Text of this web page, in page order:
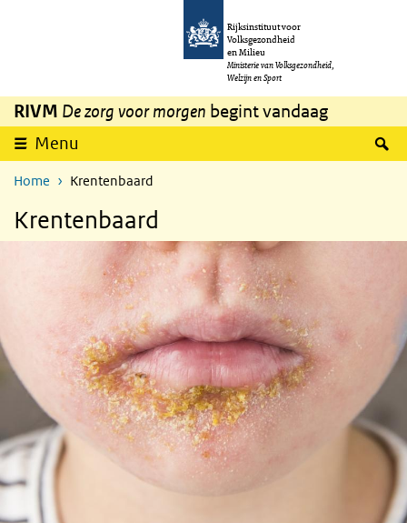
Overslaan en naar de inhoud gaan
Rijksinstituut voor
Volksgezondheid
en Milieu
Ministerie van Volksgezondheid,
Welzijn en Sport
RIVM De zorg voor morgen begint vandaag
Menu
Home Krentenbaard
Krentenbaard